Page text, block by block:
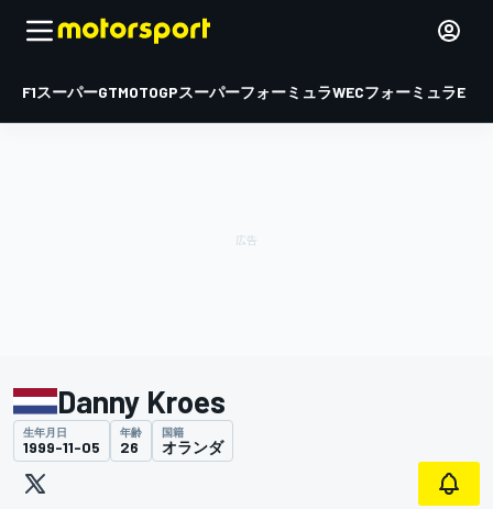
F1スーパーGTMOTOGPスーパーフォーミュラWECフォーミュラE
Danny Kroes
生年月日
1999-11-05
年齢
26
国籍
オランダ